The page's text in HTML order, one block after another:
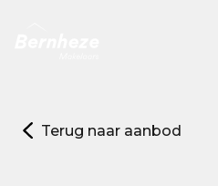
Terug naar aanbod